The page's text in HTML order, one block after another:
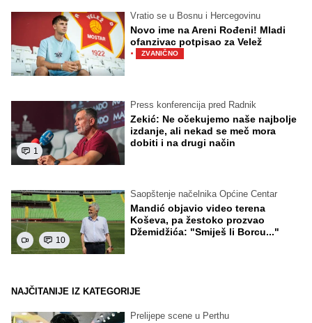
Vratio se u Bosnu i Hercegovinu
Novo ime na Areni Rođeni! Mladi
ofanzivac potpisao za Velež
· ZVANIČNO
1
Press konferencija pred Radnik
Zekić: Ne očekujemo naše najbolje
izdanje, ali nekad se meč mora
dobiti i na drugi način
10
Saopštenje načelnika Općine Centar
Mandić objavio video terena
Koševa, pa žestoko prozvao
Džemidžića: "Smiješ li Borcu..."
NAJČITANIJE IZ KATEGORIJE
Prelijepe scene u Perthu